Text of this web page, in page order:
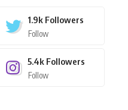
1.9k Followers
Follow
5.4k Followers
Follow